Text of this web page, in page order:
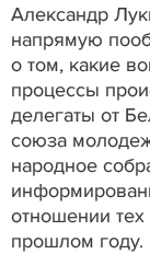
Александр
напрямую
о том, какие
процессы
делегаты от
союза
народное
отношении
прошлом году.